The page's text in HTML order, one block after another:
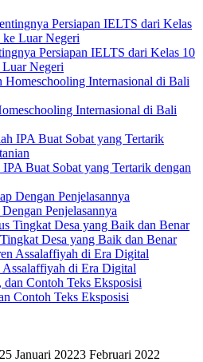
Persiapan IELTS dari Kelas 10
Negeri
Internasional di Bali
Buat Sobat yang Tertarik dengan
Penjelasannya
Desa yang Baik dan Benar
Assalaffiyah di Era Digital
Contoh Teks Eksposisi
25 Januari 20223 Februari 2022